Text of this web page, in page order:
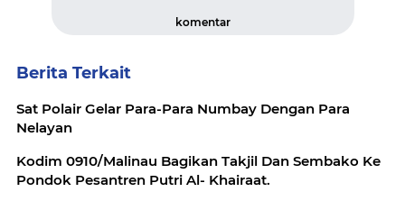
komentar
Berita Terkait
Sat Polair Gelar Para-Para Numbay Dengan Para
Nelayan
Kodim 0910/Malinau Bagikan Takjil Dan Sembako Ke
Pondok Pesantren Putri Al- Khairaat.